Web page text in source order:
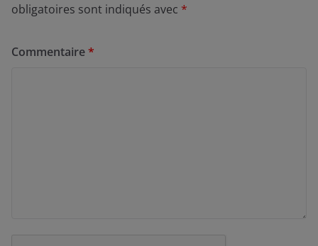
obligatoires sont indiqués avec *
Commentaire*